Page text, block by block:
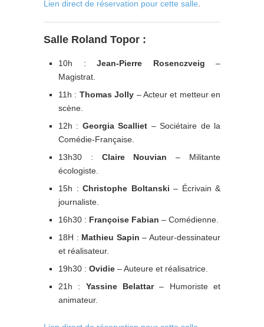
Lien direct de réservation pour cette salle
Salle Roland Topor :
10h : Jean-Pierre Rosenczveig –
Magistrat.
11h : Thomas Jolly – Acteur et metteur en
scène.
12h : Georgia Scalliet – Sociétaire de la
Comédie-Française.
13h30 : Claire Nouvian – Militante
écologiste.
15h : Christophe Boltanski – Écrivain &
journaliste.
16h30 : Françoise Fabian – Comédienne.
18H : Mathieu Sapin – Auteur-dessinateur
et réalisateur.
19h30 : Ovidie – Auteure et réalisatrice.
21h : Yassine Belattar– Humoriste et
animateur.